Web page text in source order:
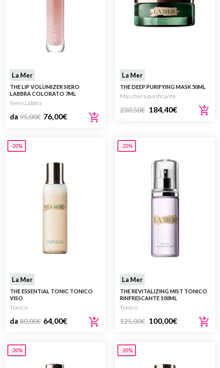
La Mer
THE LIP VOLUMIZER SIERO
LABBRA COLORATO 7ML
Siero Labbra
da 95,00€ 76,00€
La Mer
THE DEEP PURIFYING MASK 50ML
Maschera purificante
230,50€ 184,40€
-20%
La Mer
THE ESSENTIAL TONIC TONICO
VISO
Tonico
da 80,00€ 64,00€
-20%
La Mer
THE REVITALIZING MIST TONICO
RINFRESCANTE 100ML
Tonico
125,00€ 100,00€
-20% -20%